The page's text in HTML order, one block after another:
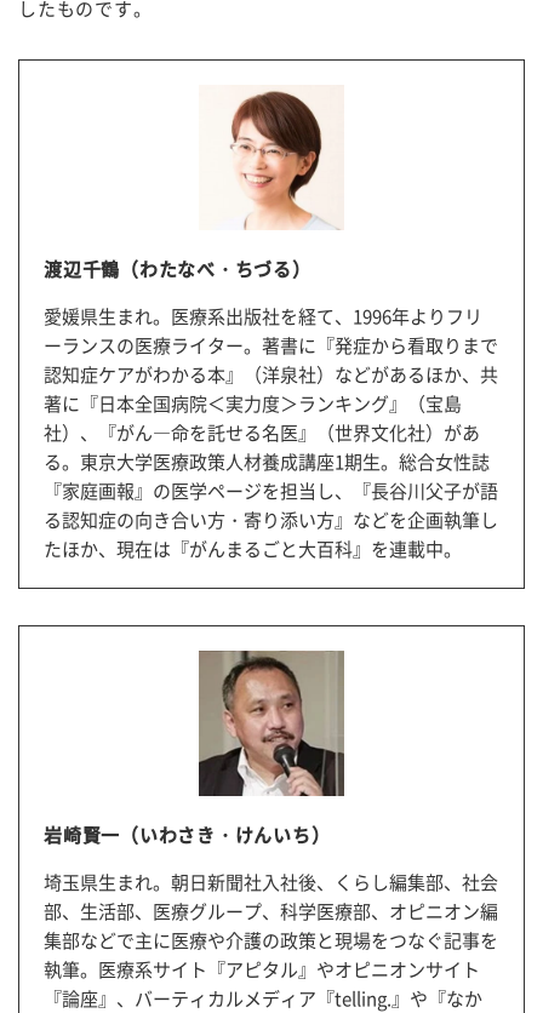
したものです。
渡辺千鶴（わたなべ・ちづる）
愛媛県生まれ。医療系出版社を経て、1996年よりフリ
ーランスの医療ライター。著書に『発症から看取りまで
認知症ケアがわかる本』（洋泉社）などがあるほか、共
著に『日本全国病院＜実力度＞ランキング』（宝島
社）、『がん―命を託せる名医』（世界文化社）があ
る。東京大学医療政策人材養成講座1期生。総合女性誌
『家庭画報』の医学ページを担当し、『長谷川父子が語
る認知症の向き合い方・寄り添い方』などを企画執筆し
たほか、現在は『がんまるごと大百科』を連載中。
岩崎賢一（いわさき・けんいち）
埼玉県生まれ。朝日新聞社入社後、くらし編集部、社会
部、生活部、医療グループ、科学医療部、オピニオン編
集部などで主に医療や介護の政策と現場をつなぐ記事を
執筆。医療系サイト『アピタル』やオピニオンサイト
『論座』、バーティカルメディア『telling.』や『なか